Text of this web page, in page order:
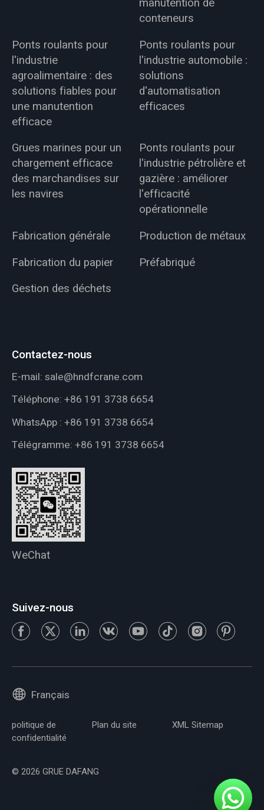
conteneurs
Ponts roulants pour
l'industrie
agroalimentaire : des
solutions fiables pour
une manutention
efficace
Ponts roulants pour
l'industrie automobile :
solutions
d'automatisation
efficaces
Grues marines pour un
chargement efficace
des marchandises sur
les navires
Ponts roulants pour
l'industrie pétrolière et
gazière : améliorer
l'efficacité
opérationnelle
Fabrication générale
Production de métaux
Fabrication du papier
Préfabriqué
Gestion des déchets
Contactez-nous
E-mail: sale@hndfcrane.com
Téléphone: +86 191 3738 6654
WhatsApp : +86 191 3738 6654
Télégramme: +86 191 3738 6654
WeChat
Suivez-nous
Français
politique de
confidentialité
Plan du site XML Sitemap
© 2026 GRUE DAFANG